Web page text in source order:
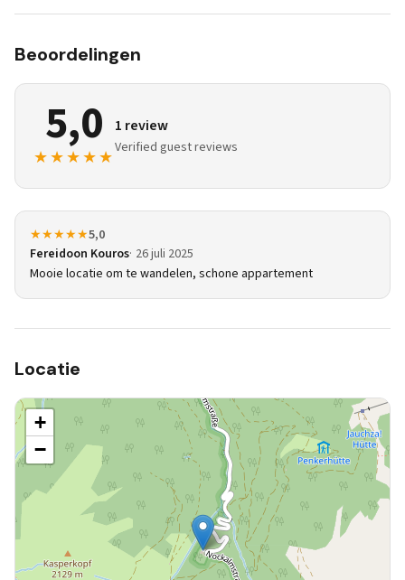
Beoordelingen
5,0
★★★★★
1 review
Verified guest reviews
★★★★★5,0
Fereidoon Kouros 26 juli 2025
Mooie locatie om te wandelen, schone appartement
Locatie
+
−